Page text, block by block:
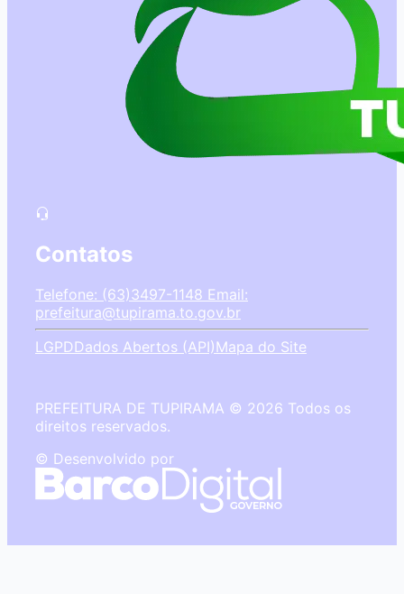
Contatos
Telefone: (63)3497-1148 Email:
prefeitura@tupirama.to.gov.br
LGPDDados Abertos (API)Mapa do Site
PREFEITURA DE TUPIRAMA © 2026 Todos os
direitos reservados.
© Desenvolvido por